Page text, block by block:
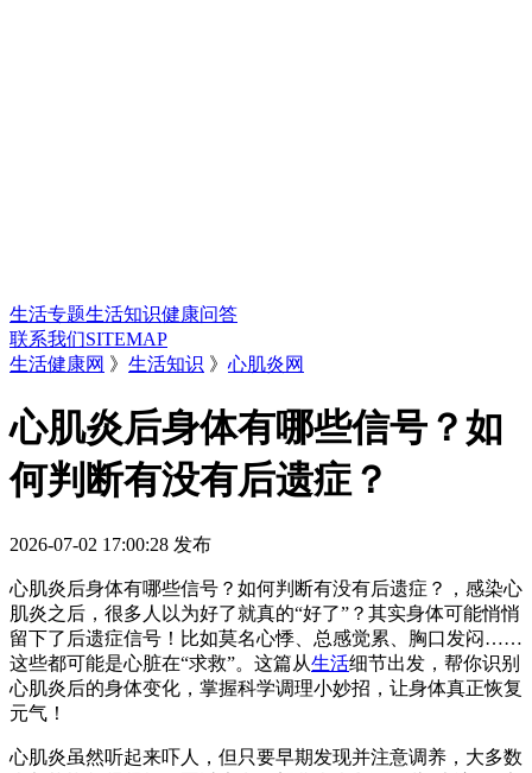
生活专题生活知识健康问答
联系我们SITEMAP
生活健康网 》 生活知识 》 心肌炎网
心肌炎后身体有哪些信号？如
何判断有没有后遗症？
2026-07-02 17:00:28 发布
心肌炎后身体有哪些信号？如何判断有没有后遗症？，感染心
肌炎之后，很多人以为好了就真的“好了”？其实身体可能悄悄
留下了后遗症信号！比如莫名心悸、总感觉累、胸口发闷……
这些都可能是心脏在“求救”。这篇从生活细节出发，帮你识别
心肌炎后的身体变化，掌握科学调理小妙招，让身体真正恢复
元气！
心肌炎虽然听起来吓人，但只要早期发现并注意调养，大多数